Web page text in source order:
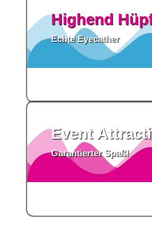
Highend
Echte Eyecather
Event
Garantierter Spaß!